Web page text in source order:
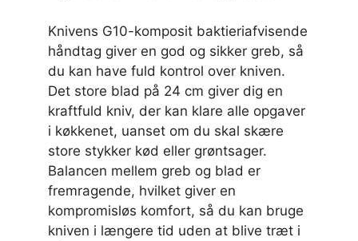
Knivens G10-komposit baktieriafvisende
håndtag giver en god og sikker greb, så
du kan have fuld kontrol over kniven.
Det store blad på 24 cm giver dig en
kraftfuld kniv, der kan klare alle opgaver
i køkkenet, uanset om du skal skære
store stykker kød eller grøntsager.
Balancen mellem greb og blad er
fremragende, hvilket giver en
kompromisløs komfort, så du kan bruge
kniven i længere tid uden at blive træt i